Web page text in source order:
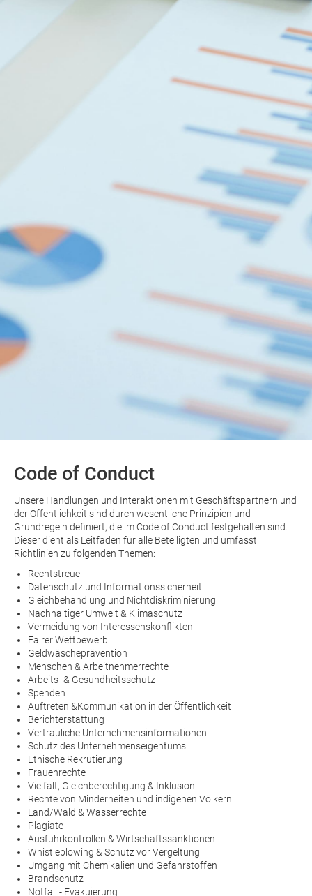
Code of Conduct
Unsere Handlungen und Interaktionen mit Geschäftspartnern und
der Öffentlichkeit sind durch wesentliche Prinzipien und
Grundregeln definiert, die im Code of Conduct festgehalten sind.
Dieser dient als Leitfaden für alle Beteiligten und umfasst
Richtlinien zu folgenden Themen:
Rechtstreue
Datenschutz und Informationssicherheit
Gleichbehandlung und Nichtdiskriminierung
Nachhaltiger Umwelt & Klimaschutz
Vermeidung von Interessenskonflikten
Fairer Wettbewerb
Geldwäscheprävention
Menschen & Arbeitnehmerrechte
Arbeits- & Gesundheitsschutz
Spenden
Auftreten &Kommunikation in der Öffentlichkeit
Berichterstattung
Vertrauliche Unternehmensinformationen
Schutz des Unternehmenseigentums
Ethische Rekrutierung
Frauenrechte
Vielfalt, Gleichberechtigung & Inklusion
Rechte von Minderheiten und indigenen Völkern
Land/Wald & Wasserrechte
Plagiate
Ausfuhrkontrollen & Wirtschaftssanktionen
Whistleblowing & Schutz vor Vergeltung
Umgang mit Chemikalien und Gefahrstoffen
Brandschutz
Notfall - Evakuierung